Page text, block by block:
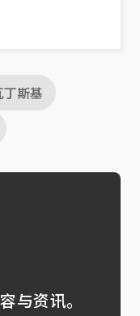
丁斯基
与资讯。